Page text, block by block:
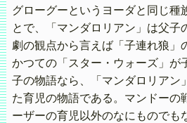
グローグーというヨーダと同じ種
とで、「マンダロリアン」は父子
劇の観点から言えば「子連れ狼」
かつての「スター・ウォーズ」が
子の物語なら、「マンダロリアン
た育児の物語である。マンドーの
ーザーの育児以外のなにものでも